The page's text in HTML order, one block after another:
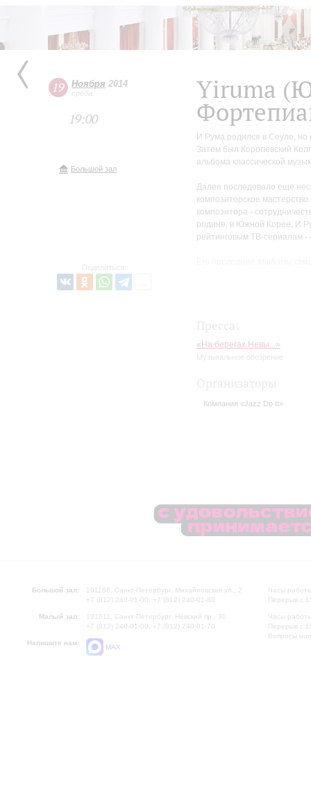
19 Ноября 2014
среда
19:00
Большой зал
Поделиться:
Yiruma
И Рума родился в Сеуле, но
Затем был Королевский
альбома классической
Далее последовало еще
композиторское
композитора -
родине, в Южной Корее, И
рейтинговым ТВ-сериалам -
«На берегах Невы...»
Музыкальное обозрение
Компания «Jazz Do It»
Большой зал:
191186, Санкт-Петербург, Михайловская ул., 2
+7 (812) 240-01-00, +7 (812) 240-01-80
Малый зал:
191011, Санкт-Петербург, Невский пр., 30
+7 (812) 240-01-00, +7 (812) 240-01-70
Напишите нам:
MAX
Часы
Перерыв с
Часы
Перерыв с
Вопросы